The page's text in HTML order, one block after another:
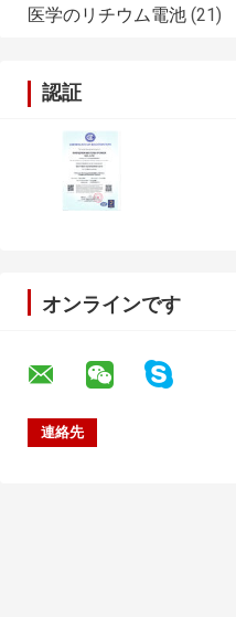
医学のリチウム電池 (21)
認証
オンラインです